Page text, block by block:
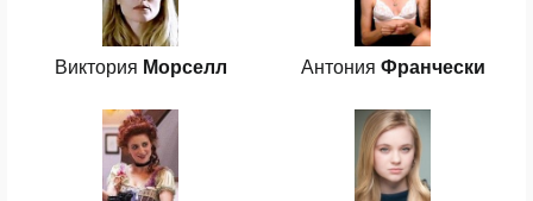
Виктория Морселл Антония Франчески